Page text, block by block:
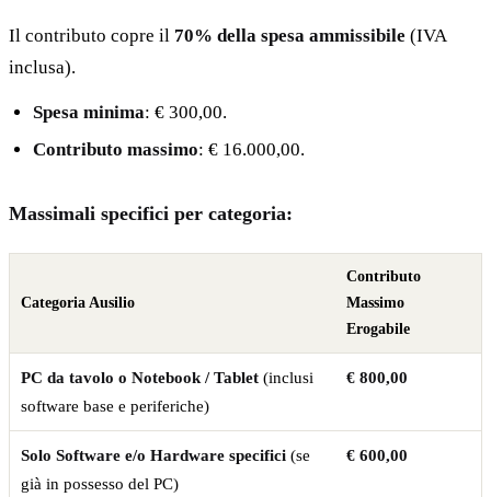
Il contributo copre il 70% della spesa ammissibile (IVA
inclusa).
Spesa minima: € 300,00.
Contributo massimo: € 16.000,00.
Massimali specifici per categoria:
Categoria Ausilio
Contributo
Massimo
Erogabile
PC da tavolo o Notebook / Tablet(inclusi
software base e periferiche)
€ 800,00
Solo Software e/o Hardware specifici(se
già in possesso del PC)
€ 600,00